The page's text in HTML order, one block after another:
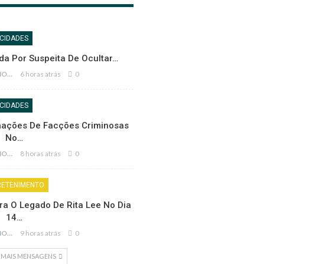
CIDADES
Por Suspeita De Ocultar…
PLANTÃO DE NOTÍCIAS 6 horas atrás 0
CIDADES
De Facções Criminosas
No…
PLANTÃO DE NOTÍCIAS 8 horas atrás 0
O Legado De Rita Lee No Dia
14…
PLANTÃO DE NOTÍCIAS 9 horas atrás 0
MENSAGENS